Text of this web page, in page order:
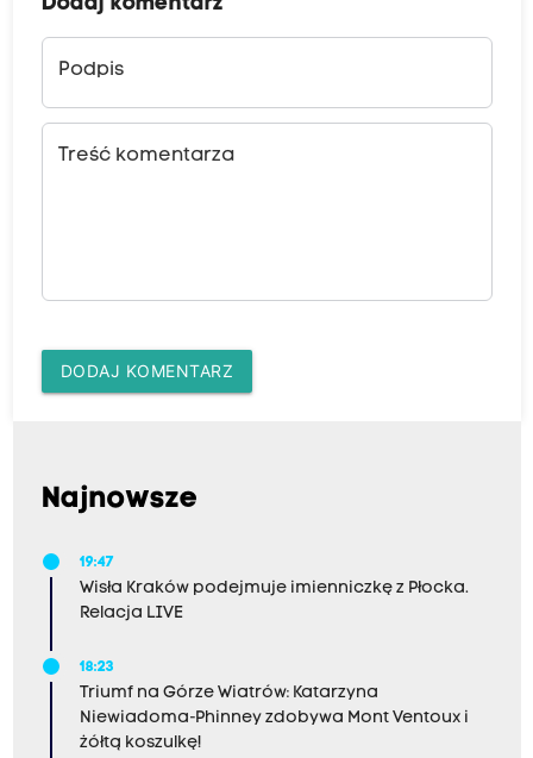
Dodaj komentarz
Podpis
Treść komentarza
DODAJ KOMENTARZ
Najnowsze
19:47
Wisła Kraków podejmuje imienniczkę z Płocka.
Relacja LIVE
18:23
Triumf na Górze Wiatrów: Katarzyna
Niewiadoma-Phinney zdobywa Mont Ventoux i
żółtą koszulkę!